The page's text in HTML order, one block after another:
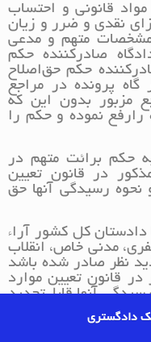
قانونی و احتساب
نقدی و ضرر و زیان
متهم و مدعی
صادرکننده حکم
حکم حق‌اصلاح
گاه پرونده در مراجع
مزبور بدون این که
نموده و حکم را
برائت متهم در
در قانون تعیین
نحوه رسیدگی آنها حق
کل کشور آراء
مدنی خاص، انقلاب
نظر صادر شده باشد
قانون تعیین موارد
آنها قابل‌تجدید
به نحو مندرج در
دادگستری